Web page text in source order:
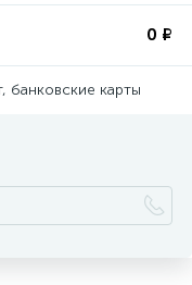
0 ₽
банковские карты